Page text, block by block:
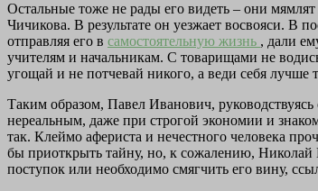
Остальные тоже не рады его видеть – они
Чичикова. В результате он уезжает восвояси. В
отправляя его в самостоятельную жизнь , дали
учителям и начальникам. С товарищами не
угощай и не потчевай никого, а веди себя
Таким образом, Павел Иванович, руководствуясь
нереальным, даже при строгой экономии и
так. Клеймо афериста и нечестного человека
бы приоткрыть тайну, но, к сожалению, Николай
поступок или необходимо смягчить его вину,